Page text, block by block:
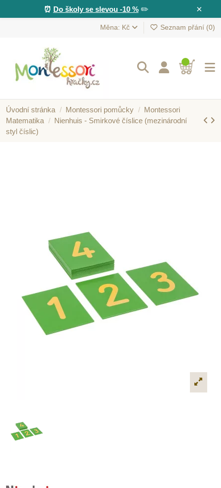
×
⏰ Do školy se slevou -10 %✏️
Měna: Kč Seznam přání (0)
Úvodní stránka Montessori pomůcky
Montessori
Matematika
Nienhuis - Smirkové číslice (mezinárodní
styl číslic)